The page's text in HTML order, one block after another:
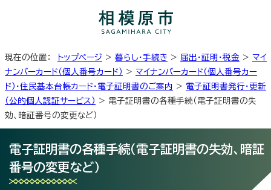
現在の位置： トップページ > 暮らし・手続き > 届出・証明・税金 > マイ
ナンバーカード（個人番号カード） > マイナンバーカード（個人番号カー
ド）・住民基本台帳カード・電子証明書のご案内 > 電子証明書発行・更新
（公的個人認証サービス） > 電子証明書の各種手続（電子証明書の失
効、暗証番号の変更など）
電子証明書の各種手続（電子証明書の失効、暗証
番号の変更など）